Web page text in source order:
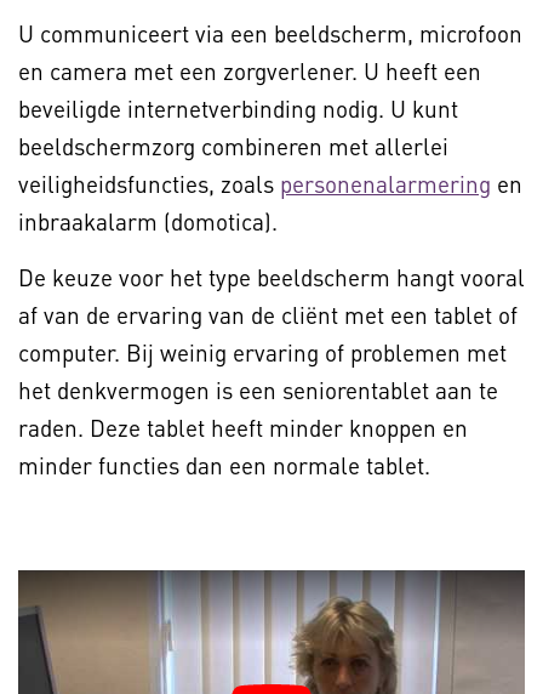
U communiceert via een beeldscherm, microfoon
en camera met een zorgverlener. U heeft een
beveiligde internetverbinding nodig. U kunt
beeldschermzorg combineren met allerlei
veiligheidsfuncties, zoals personenalarmering en
inbraakalarm (domotica).
De keuze voor het type beeldscherm hangt vooral
af van de ervaring van de cliënt met een tablet of
computer. Bij weinig ervaring of problemen met
het denkvermogen is een seniorentablet aan te
raden. Deze tablet heeft minder knoppen en
minder functies dan een normale tablet.